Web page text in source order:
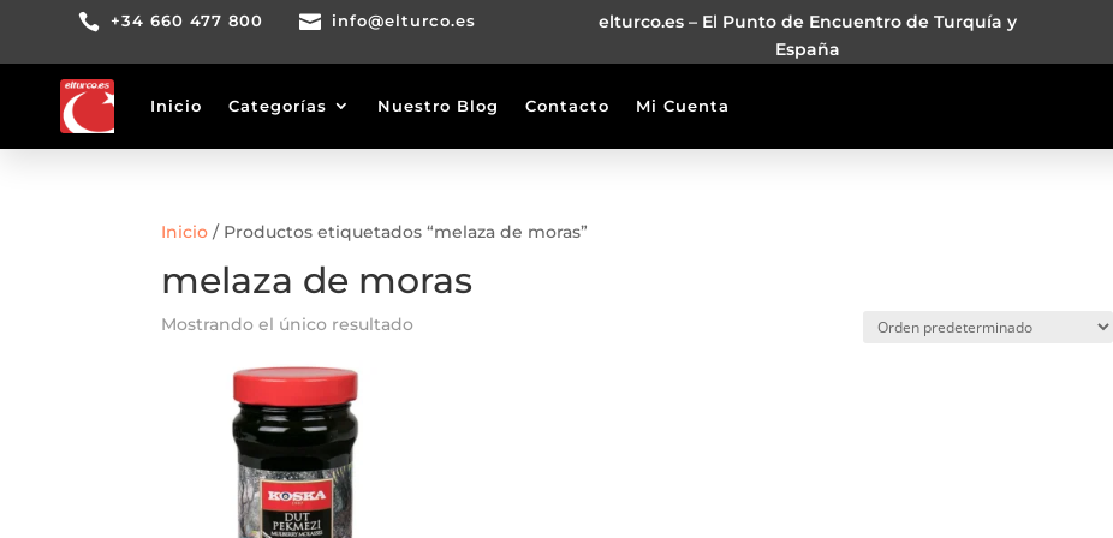
 +34 660 477 800  info@elturco.es
elturco.es – El Punto de Encuentro de Turquía y
España
Inicio Categorías Nuestro Blog Contacto Mi Cuenta
Inicio / Productos etiquetados “melaza de moras”
melaza de moras
Mostrando el único resultado